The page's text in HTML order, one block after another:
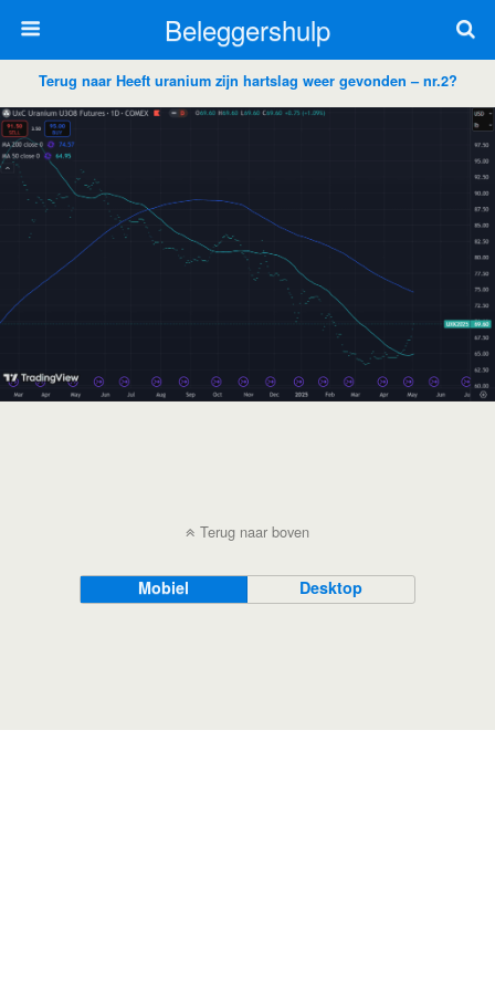
Beleggershulp
Terug naar Heeft uranium zijn hartslag weer gevonden – nr.2?
Terug naar boven
Mobiel Desktop